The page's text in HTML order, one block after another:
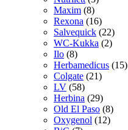
Maxim (8)
Rexona (16)
Salvequick (22)
WC-Kukka (2)
Ilo (8)
Herbamedicus (15)
Colgate (21)
LV (58)
Herbina (29)
Old El Paso (8)
Oxygenol (12)